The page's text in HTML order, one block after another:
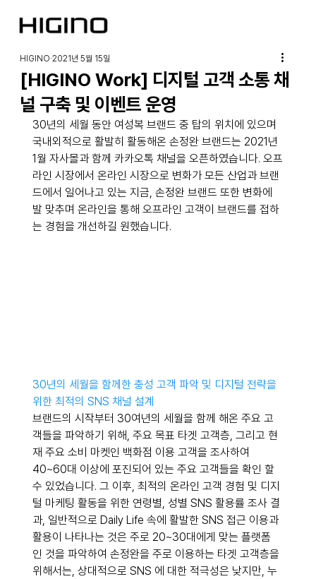
[HIGINO Work] 디지털 고객 소통 채
널 구축 및 이벤트 운영
HIGINO 2021년 5월 15일
30년의 세월 동안 여성복 브랜드 중 탑의 위치에 있으며
국내외적으로 활발히 활동해온 손정완 브랜드는 2021년
1월 자사몰과 함께 카카오톡 채널을 오픈하였습니다. 오프
라인 시장에서 온라인 시장으로 변화가 모든 산업과 브랜
드에서 일어나고 있는 지금, 손정완 브랜드 또한 변화에
발 맞추며 온라인을 통해 오프라인 고객이 브랜드를 접하
는 경험을 개선하길 원했습니다.
30년의 세월을 함께한 충성 고객 파악 및 디지털 전략을
위한 최적의 SNS 채널 설계
브랜드의 시작부터 30여년의 세월을 함께 해온 주요 고
객들을 파악하기 위해, 주요 목표 타겟 고객층, 그리고 현
재 주요 소비 마켓인 백화점 이용 고객을 조사하여
40~60대 이상에 포진되어 있는 주요 고객들을 확인 할
수 있었습니다. 그 이후, 최적의 온라인 고객 경험 및 디지
털 마케팅 활동을 위한 연령별, 성별 SNS 활용률 조사 결
과, 일반적으로 Daily Life 속에 활발한 SNS 접근 이용과
활용이 나타나는 것은 주로 20~30대에게 맞는 플랫폼
인 것을 파악하여 손정완을 주로 이용하는 타겟 고객층을
위해서는, 상대적으로 SNS 에 대한 적극성은 낮지만, 누